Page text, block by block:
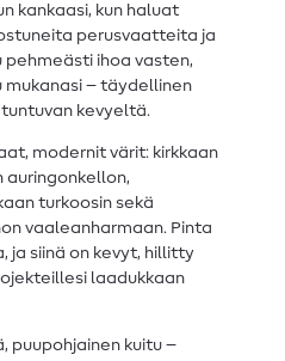
kankaasi, kun haluat
perusvaatteita ja
ihoa vasten,
mukanasi – täydellinen
kevyeltä.
modernit värit: kirkkaan
auringonkellon,
turkoosin sekä
vaaleanharmaan. Pinta
ja siinä on kevyt, hillitty
laadukkaan
puupohjainen kuitu –